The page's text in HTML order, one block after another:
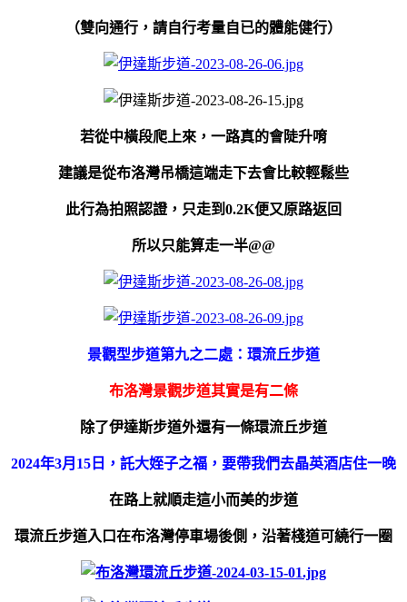
（雙向通行，請自行考量自已的體能健行）
若從中橫段爬上來，一路真的會陡升唷
建議是從布洛灣吊橋這端走下去會比較輕鬆些
此行為拍照認證，只走到0.2K便又原路返回
所以只能算走一半@@
景觀型步道第九之二處：環流丘步道
布洛灣景觀步道其實是有二條
除了伊達斯步道外還有一條環流丘步道
2024年3月15日，託大姪子之福，要帶我們去晶英酒店住一晚
在路上就順走這小而美的步道
環流丘步道入口在布洛灣停車場後側， 沿著棧道可繞行一圈